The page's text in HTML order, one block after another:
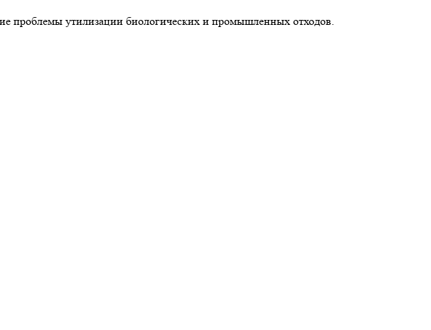
утилизации биологических и промышленных отходов.